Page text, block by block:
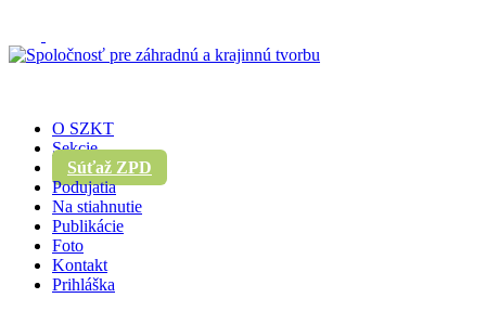
O SZKT
Sekcie
Súťaž ZPD
Podujatia
Na stiahnutie
Publikácie
Foto
Kontakt
Prihláška